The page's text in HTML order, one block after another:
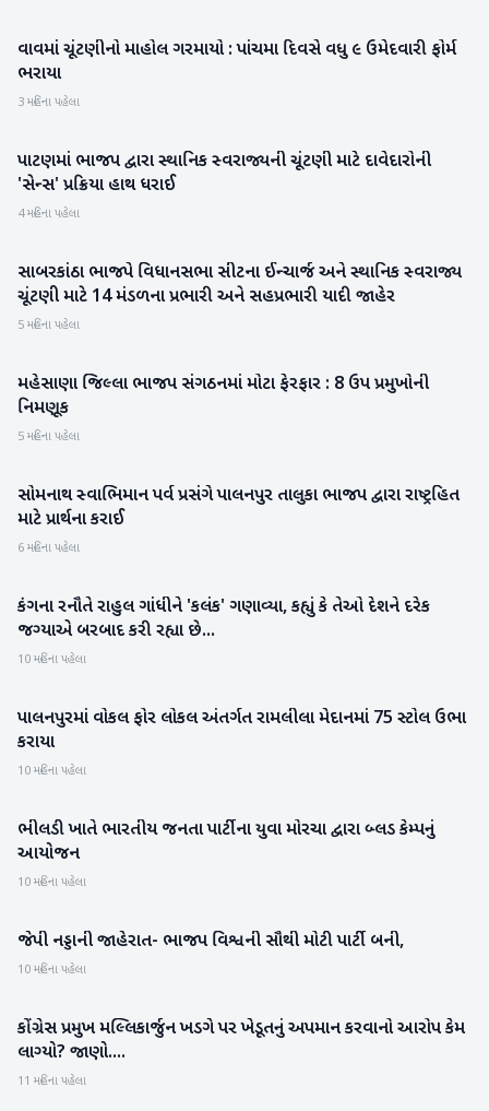
વાવ-થરાદ
વાવમાં ચૂંટણીનો માહોલ ગરમાયો : પાંચમા દિવસે વધુ ૯ ઉમેદવારી ફોર્મ
ભરાયા
3 મહિના પહેલા
પાટણ
પાટણમાં ભાજપ દ્વારા સ્થાનિક સ્વરાજ્યની ચૂંટણી માટે દાવેદારોની
'સેન્સ' પ્રક્રિયા હાથ ધરાઈ
4 મહિના પહેલા
સાબરકાંઠા
સાબરકાંઠા ભાજપે વિધાનસભા સીટના ઈન્ચાર્જ અને સ્થાનિક સ્વરાજ્ય
ચૂંટણી માટે 14 મંડળના પ્રભારી અને સહપ્રભારી યાદી જાહેર
5 મહિના પહેલા
મહેસાણા
મહેસાણા જિલ્લા ભાજપ સંગઠનમાં મોટા ફેરફાર : 8 ઉપ પ્રમુખોની
નિમણૂક
5 મહિના પહેલા
બનાસકાંઠા
સોમનાથ સ્વાભિમાન પર્વ પ્રસંગે પાલનપુર તાલુકા ભાજપ દ્વારા રાષ્ટ્રહિત
માટે પ્રાર્થના કરાઈ
6 મહિના પહેલા
રાષ્ટ્રીય
કંગના રનૌતે રાહુલ ગાંધીને 'કલંક' ગણાવ્યા, કહ્યું કે તેઓ દેશને દરેક
જગ્યાએ બરબાદ કરી રહ્યા છે...
10 મહિના પહેલા
બનાસકાંઠા
પાલનપુરમાં વોકલ ફોર લોકલ અંતર્ગત રામલીલા મેદાનમાં 75 સ્ટોલ ઉભા
કરાયા
10 મહિના પહેલા
બનાસકાંઠા
ભીલડી ખાતે ભારતીય જનતા પાર્ટીના યુવા મોરચા દ્વારા બ્લડ કેમ્પનું
આયોજન
10 મહિના પહેલા
રાષ્ટ્રીય
જેપી નડ્ડાની જાહેરાત- ભાજપ વિશ્વની સૌથી મોટી પાર્ટી બની,
10 મહિના પહેલા
રાજકારણ
કોંગ્રેસ પ્રમુખ મલ્લિકાર્જુન ખડગે પર ખેડૂતનું અપમાન કરવાનો આરોપ કેમ
લાગ્યો? જાણો....
11 મહિના પહેલા